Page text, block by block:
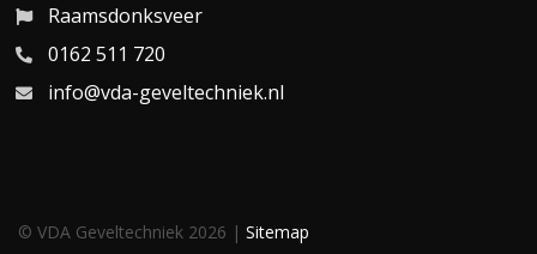
Raamsdonksveer
0162 511 720
info@vda-geveltechniek.nl
© VDA Geveltechniek 2026 | Sitemap